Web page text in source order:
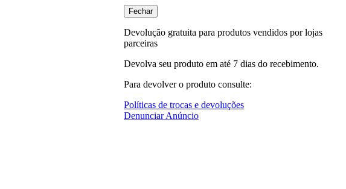
Fechar
Devolução gratuita para produtos vendidos por lojas
parceiras
Devolva seu produto em até 7 dias do recebimento.
Para devolver o produto consulte:
Políticas de trocas e devoluções
Denunciar Anúncio